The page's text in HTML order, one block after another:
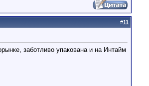
#11
заботливо упакована и на Интайм